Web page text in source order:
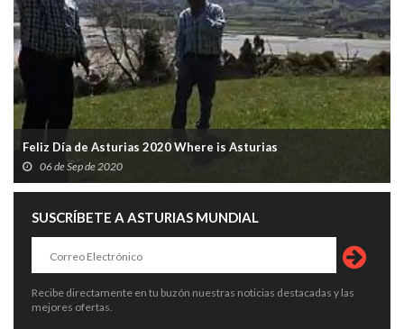
Feliz Día de Asturias 2020 Where is Asturias
06 de Sep de 2020
SUSCRÍBETE A ASTURIAS MUNDIAL
Recibe directamente en tu buzón nuestras noticias destacadas y las
mejores ofertas.